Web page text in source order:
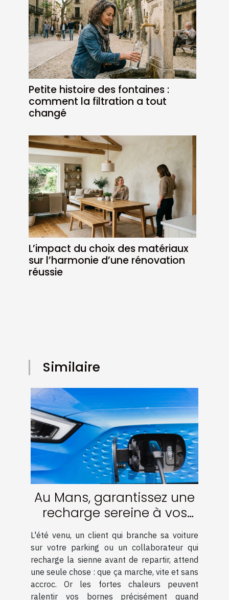
Petite histoire des fontaines :
comment la filtration a tout
changé
L’impact du choix des matériaux
sur l’harmonie d’une rénovation
réussie
Similaire
Au Mans, garantissez une
recharge sereine à vos
clients et collaborateurs
sur vos bornes malgré les
pics de chaleur !
L'été venu, un client qui branche sa voiture
sur votre parking ou un collaborateur qui
recharge la sienne avant de repartir, attend
une seule chose : que ça marche, vite et sans
accroc. Or les fortes chaleurs peuvent
ralentir vos bornes précisément quand